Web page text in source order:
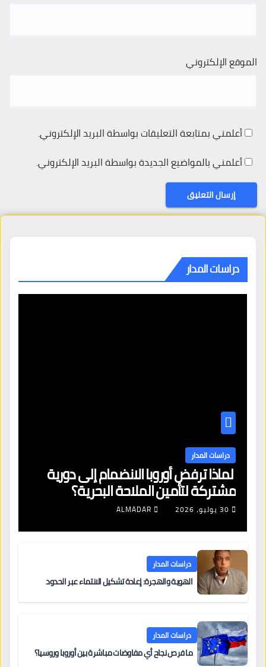
الموقع الإلكتروني
أعلمني بمتابعة التعليقات بواسطة البريد الإلكتروني.
أعلمني بالمواضيع الجديدة بواسطة البريد الإلكتروني.
دراسات المدار
دراسات المدار
لماذا ترفض أوروبا الانضمام إلى دورية
مشتركة لتأمين الملاحة البحرية؟
30 يوليو، 2026 ALMADAR
دراسات المدار
الهوية والهجرة: إعادة تشكيل الانتماء عبر الحدود
دراسات المدار
ما فرص نجاح أي مفاوضات مباشرة بين أوروبا وروسيا؟